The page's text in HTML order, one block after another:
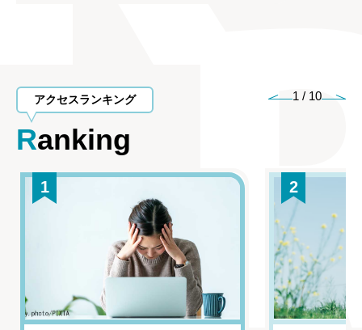
アクセスランキング
Ranking
1 / 10
1 2